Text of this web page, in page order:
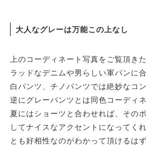
大人なグレーは万能この上なし
上のコーディネート写真をご覧頂き
ラッドなデニムや男らしい軍パンに
白パンツ、チノパンツでは絶妙なコ
逆にグレーパンツとは同色コーディ
夏にはショーツと合わせれば、その
してナイスなアクセントになってく
とも好相性なのがわかって頂けるはず